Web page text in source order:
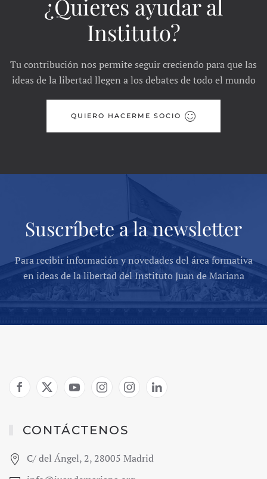
¿Quieres ayudar al
Instituto?
Tu contribución nos permite seguir creciendo para que las
ideas de la libertad llegen a los debates de todo el mundo
QUIERO HACERME SOCIO
Suscríbete a la newsletter
Para recibir información y novedades del área formativa
en ideas de la libertad del Instituto Juan de Mariana
CONTÁCTENOS
C/ del Ángel, 2, 28005 Madrid